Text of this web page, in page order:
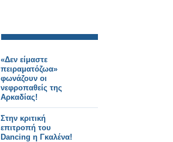
«Δεν είμαστε
πειραματόζωα»
φωνάζουν οι
νεφροπαθείς της
Αρκαδίας!
Στην κριτική
επιτροπή του
Dancing η Γκαλένα!